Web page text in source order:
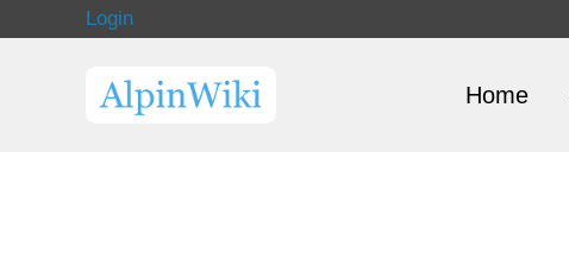
Login
Home